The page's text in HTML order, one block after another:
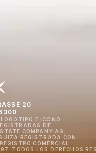
20
E ICONO
DE
COMPANY AG,
REGISTRADA CON
COMERCIAL
TODOS LOS DERECHOS